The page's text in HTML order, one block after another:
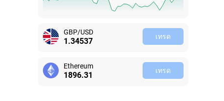
GBP/USD
1.34529 เทรด
Ethereum
1896.30 เทรด